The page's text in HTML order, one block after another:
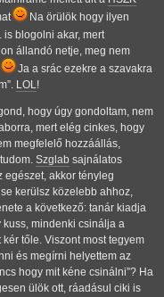
Na örülök hogy ilyen
is blogolni akar, mert
állandó netje, meg nem
Ja a srác ezekre a szavakra
. LOL!
hogy úgy gondoltam, nem
mert elég cinkes, hogy
megfelelő hozzáállás,
Szglab sajnálatos
egészet, akkor tényleg
kerülsz közelebb ahhoz,
a következő: tanár kiadja
mindenki csinálja a
tőle. Viszont most tegyem
és megírni helyettem az
hogy mit kéne csinálni ? Ha
ülök ott, ráadásul ciki is